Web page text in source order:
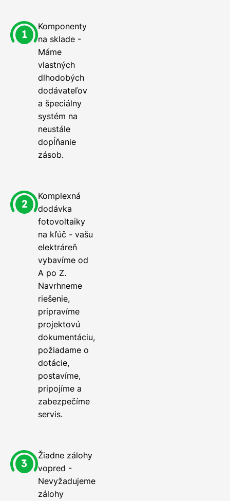
Komponenty
na sklade -
Máme
vlastných
dlhodobých
dodávateľov
a špeciálny
systém na
neustále
dopĺňanie
zásob.
Komplexná
dodávka
fotovoltaiky
na kľúč - vašu
elektráreň
vybavíme od
A po Z.
Navrhneme
riešenie,
pripravíme
projektovú
dokumentáciu,
požiadame o
dotácie,
postavíme,
pripojíme a
zabezpečíme
servis.
Žiadne zálohy
vopred -
Nevyžadujeme
zálohy